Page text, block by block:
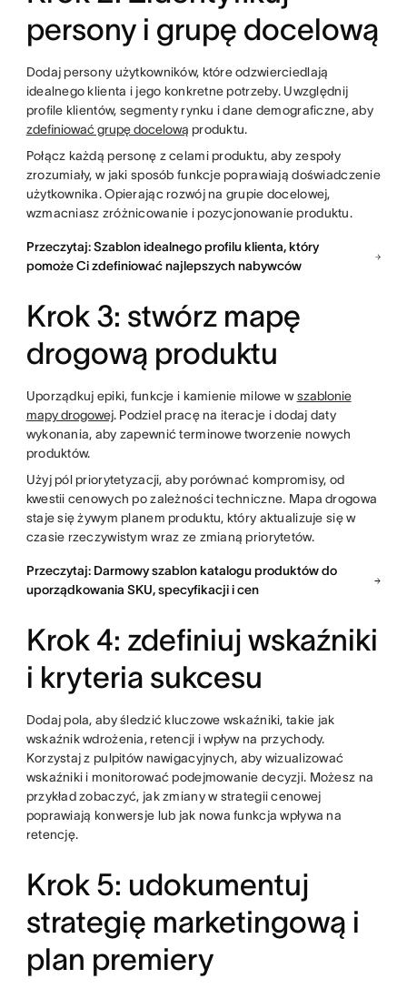
persony i grupę docelową
Dodaj persony użytkowników, które odzwierciedlają
idealnego klienta i jego konkretne potrzeby. Uwzględnij
profile klientów, segmenty rynku i dane demograficzne, aby
zdefiniować grupę docelową produktu.
Połącz każdą personę z celami produktu, aby zespoły
zrozumiały, w jaki sposób funkcje poprawiają doświadczenie
użytkownika. Opierając rozwój na grupie docelowej,
wzmacniasz zróżnicowanie i pozycjonowanie produktu.
Przeczytaj: Szablon idealnego profilu klienta, który
pomoże Ci zdefiniować najlepszych nabywców
Krok 3: stwórz mapę
drogową produktu
Uporządkuj epiki, funkcje i kamienie milowe wszablonie
mapy drogowej. Podziel pracę na iteracje i dodaj daty
wykonania, aby zapewnić terminowe tworzenie nowych
produktów.
Użyj pól priorytetyzacji, aby porównać kompromisy, od
kwestii cenowych po zależności techniczne. Mapa drogowa
staje się żywym planem produktu, który aktualizuje się w
czasie rzeczywistym wraz ze zmianą priorytetów.
Przeczytaj: Darmowy szablon katalogu produktów do
uporządkowania SKU, specyfikacji i cen
Krok 4: zdefiniuj wskaźniki
i kryteria sukcesu
Dodaj pola, aby śledzić kluczowe wskaźniki, takie jak
wskaźnik wdrożenia, retencji i wpływ na przychody.
Korzystaj z pulpitów nawigacyjnych, aby wizualizować
wskaźniki i monitorować podejmowanie decyzji. Możesz na
przykład zobaczyć, jak zmiany w strategii cenowej
poprawiają konwersje lub jak nowa funkcja wpływa na
retencję.
Krok 5: udokumentuj
strategię marketingową i
plan premiery